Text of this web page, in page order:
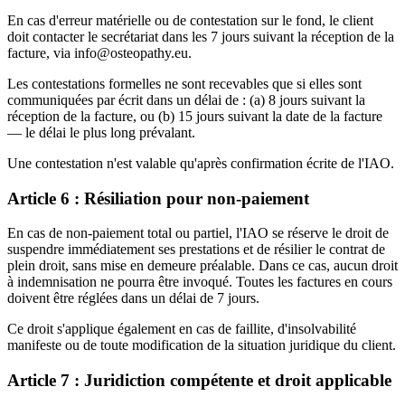
En cas d'erreur matérielle ou de contestation sur le fond, le client
doit contacter le secrétariat dans les 7 jours suivant la réception de la
facture, via info@osteopathy.eu.
Les contestations formelles ne sont recevables que si elles sont
communiquées par écrit dans un délai de : (a) 8 jours suivant la
réception de la facture, ou (b) 15 jours suivant la date de la facture
— le délai le plus long prévalant.
Une contestation n'est valable qu'après confirmation écrite de l'IAO.
Article 6 : Résiliation pour non-paiement
En cas de non-paiement total ou partiel, l'IAO se réserve le droit de
suspendre immédiatement ses prestations et de résilier le contrat de
plein droit, sans mise en demeure préalable. Dans ce cas, aucun droit
à indemnisation ne pourra être invoqué. Toutes les factures en cours
doivent être réglées dans un délai de 7 jours.
Ce droit s'applique également en cas de faillite, d'insolvabilité
manifeste ou de toute modification de la situation juridique du client.
Article 7 : Juridiction compétente et droit applicable